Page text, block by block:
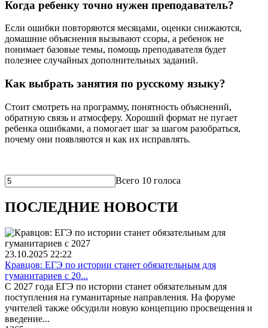
Когда ребенку точно нужен преподаватель?
Если ошибки повторяются месяцами, оценки снижаются,
домашние объяснения вызывают ссоры, а ребенок не
понимает базовые темы, помощь преподавателя будет
полезнее случайных дополнительных заданий.
Как выбрать занятия по русскому языку?
Стоит смотреть на программу, понятность объяснений,
обратную связь и атмосферу. Хороший формат не пугает
ребенка ошибками, а помогает шаг за шагом разобраться,
почему они появляются и как их исправлять.
Всего 10 голоса
ПОСЛЕДНИЕ НОВОСТИ
23.10.2025 22:22
Кравцов: ЕГЭ по истории станет обязательным для
гуманитариев с 20...
С 2027 года ЕГЭ по истории станет обязательным для
поступления на гуманитарные направления. На форуме
учителей также обсудили новую концепцию просвещения и
введение...